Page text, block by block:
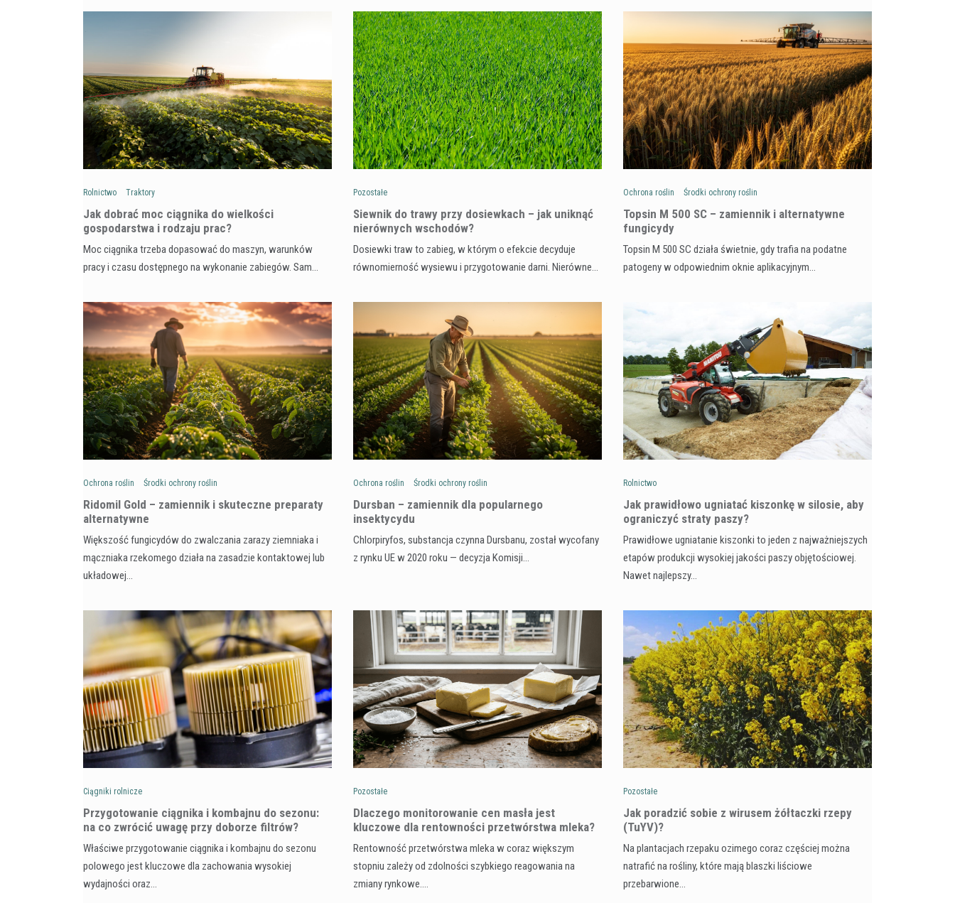
Rolnictwo Traktory
Jak dobrać moc ciągnika do wielkości
gospodarstwa i rodzaju prac?
Moc ciągnika trzeba dopasować do maszyn, warunków
pracy i czasu dostępnego na wykonanie zabiegów. Sam…
Pozostałe
Siewnik do trawy przy dosiewkach – jak uniknąć
nierównych wschodów?
Dosiewki traw to zabieg, w którym o efekcie decyduje
równomierność wysiewu i przygotowanie darni. Nierówne…
Ochrona roślin Środki ochrony roślin
Topsin M 500 SC – zamiennik i alternatywne
fungicydy
Topsin M 500 SC działa świetnie, gdy trafia na podatne
patogeny w odpowiednim oknie aplikacyjnym…
Ochrona roślin Środki ochrony roślin
Ridomil Gold – zamiennik i skuteczne preparaty
alternatywne
Większość fungicydów do zwalczania zarazy ziemniaka i
mączniaka rzekomego działa na zasadzie kontaktowej lub
układowej…
Ochrona roślin Środki ochrony roślin
Dursban – zamiennik dla popularnego
insektycydu
Chlorpiryfos, substancja czynna Dursbanu, został wycofany
z rynku UE w 2020 roku — decyzja Komisji…
Rolnictwo
Jak prawidłowo ugniatać kiszonkę w silosie, aby
ograniczyć straty paszy?
Prawidłowe ugniatanie kiszonki to jeden z najważniejszych
etapów produkcji wysokiej jakości paszy objętościowej.
Nawet najlepszy…
Ciągniki rolnicze
Przygotowanie ciągnika i kombajnu do sezonu:
na co zwrócić uwagę przy doborze filtrów?
Właściwe przygotowanie ciągnika i kombajnu do sezonu
polowego jest kluczowe dla zachowania wysokiej
wydajności oraz…
Pozostałe
Dlaczego monitorowanie cen masła jest
kluczowe dla rentowności przetwórstwa mleka?
Rentowność przetwórstwa mleka w coraz większym
stopniu zależy od zdolności szybkiego reagowania na
zmiany rynkowe.…
Pozostałe
​Jak poradzić sobie z wirusem żółtaczki rzepy
(TuYV)?
Na plantacjach rzepaku ozimego coraz częściej można
natrafić na rośliny, które mają blaszki liściowe
przebarwione…